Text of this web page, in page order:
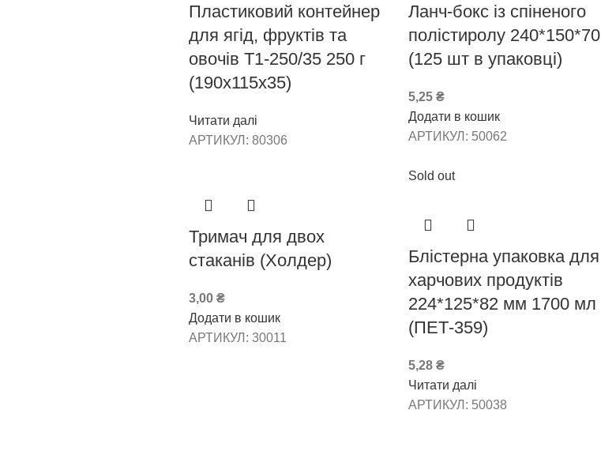
Пластиковий контейнер
для ягід, фруктів та
овочів Т1-250/35 250 г
(190х115х35)
Читати далі
АРТИКУЛ: 80306
Ланч-бокс із спіненого
полістиролу 240*150*70
(125 шт в упаковці)
5,25 ₴
Додати в кошик
АРТИКУЛ: 50062
Тримач для двох
стаканів (Холдер)
3,00 ₴
Додати в кошик
АРТИКУЛ: 30011
Sold out
Блістерна упаковка для
харчових продуктів
224*125*82 мм 1700 мл
(ПЕТ-359)
5,28 ₴
Читати далі
АРТИКУЛ: 50038